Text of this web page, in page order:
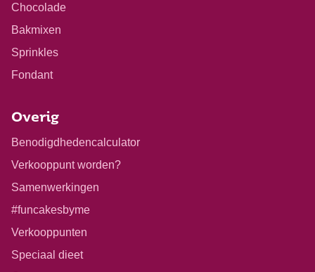
Chocolade
Bakmixen
Sprinkles
Fondant
Overig
Benodigdhedencalculator
Verkooppunt worden?
Samenwerkingen
#funcakesbyme
Verkooppunten
Speciaal dieet